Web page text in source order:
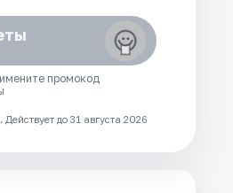
промокод
Действует до 31 августа 2026